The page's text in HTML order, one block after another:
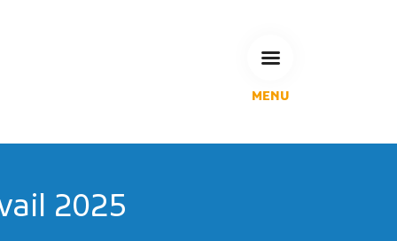
MENU
Espace Pro
Espace Pédagogique
2025